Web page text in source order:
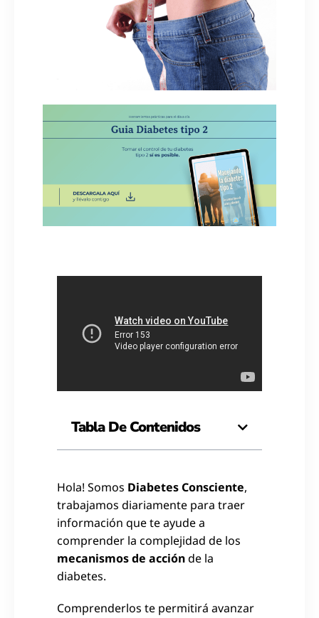
Tabla De Contenidos
Hola! Somos Diabetes Consciente,
trabajamos diariamente para traer
información que te ayude a
comprender la complejidad de los
mecanismos de acciónde la
diabetes.
Comprenderlos te permitirá avanzar